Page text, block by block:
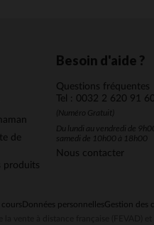
de
produits
Besoin d'aide ?
Questions fréquentes
Tel : 0032 2 620 91 60
(Numéro Gratuit)
Du lundi au vendredi de
samedi de 10h00 à 18h00
Nous contacter
cours Données personnellesGestion des